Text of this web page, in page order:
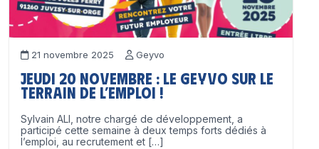
21 novembre 2025 Geyvo
Jeudi 20 novembre : le GEYVO sur le
terrain de l’emploi !
Sylvain ALI, notre chargé de développement, a
participé cette semaine à deux temps forts dédiés à
l’emploi, au recrutement et […]